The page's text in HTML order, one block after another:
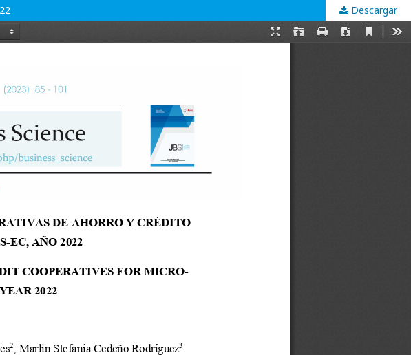
Descargar